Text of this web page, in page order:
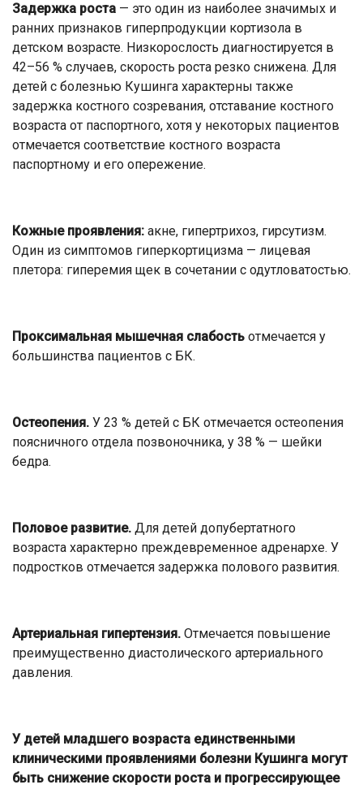
Задержка роста — это один из наиболее значимых и
ранних признаков гиперпродукции кортизола в
детском возрасте. Низкорослость диагностируется в
42–56 % случаев, скорость роста резко снижена. Для
детей с болезнью Кушинга характерны также
задержка костного созревания, отставание костного
возраста от паспортного, хотя у некоторых пациентов
отмечается соответствие костного возраста
паспортному и его опережение.
Кожные проявления: акне, гипертрихоз, гирсутизм.
Один из симптомов гиперкортицизма — лицевая
плетора: гиперемия щек в сочетании с одутловатостью.
Проксимальная мышечная слабость отмечается у
большинства пациентов с БК.
Остеопения. У 23 % детей с БК отмечается остеопения
поясничного отдела позвоночника, у 38 % — шейки
бедра.
Половое развитие. Для детей допубертатного
возраста характерно преждевременное адренархе. У
подростков отмечается задержка полового развития.
Артериальная гипертензия. Отмечается повышение
преимущественно диастолического артериального
давления.
У детей младшего возраста единственными
клиническими проявлениями болезни Кушинга могут
быть снижение скорости роста и прогрессирующее